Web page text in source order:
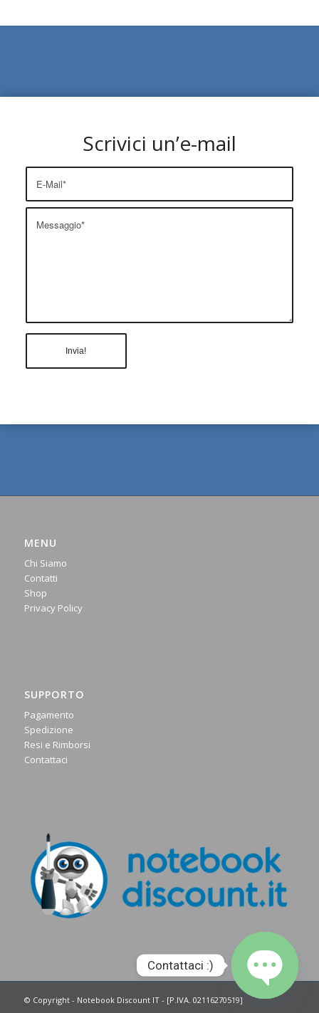
Scrivici un’e-mail
MENU
Chi Siamo
Contatti
Shop
Privacy Policy
SUPPORTO
Pagamento
Spedizione
Resi e Rimborsi
Contattaci
© Copyright - Notebook Discount IT - [P.IVA. 02116270519]
Contattaci :)